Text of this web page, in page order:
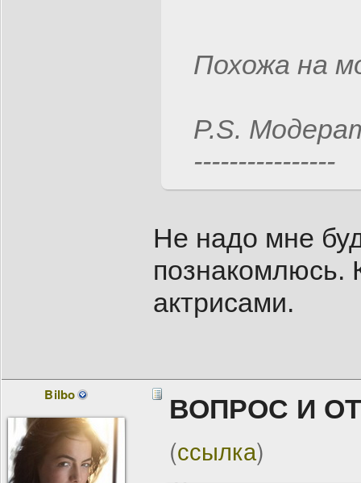
Похожа на
P.S.
----------------
Не надо мне
познакомлюсь.
актрисами.
Bilbo ВОПРОС И
(ссылка)